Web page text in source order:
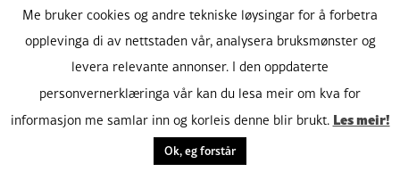
For at det skal gå lettare, plar ho å ha ei
fordeling av dagen, der ho set av litt tid til
lesing og litt tid til det religiøse, som å lese i
koranen.
– Så eg lagar ein plan før ramadan byrjar
vanlegvis, slik at eg kan vite når eg gjer litt
Me bruker cookies og andre tekniske løysingar for å forbetra
opplevinga di av nettstaden vår, analysera bruksmønster og
levera relevante annonser. I den oppdaterte
personvernerklæringa vår kan du lesa meir om kva for
informasjon me samlar inn og korleis denne blir brukt. Les meir!
Ok, eg forstår